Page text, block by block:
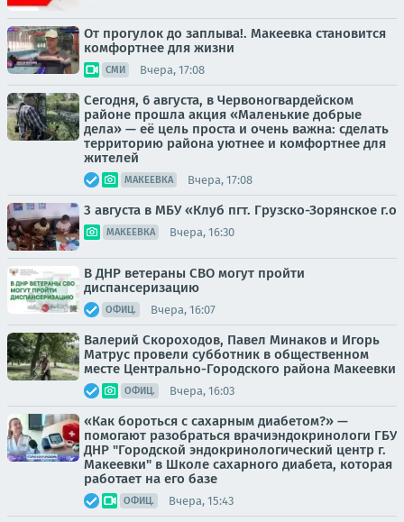
От прогулок до заплыва!. Макеевка становится
комфортнее для жизни
СМИ Вчера, 17:08
Сегодня, 6 августа, в Червоногвардейском
районе прошла акция «Маленькие добрые
дела» — её цель проста и очень важна: сделать
территорию района уютнее и комфортнее для
жителей
МАКЕЕВКА Вчера, 17:08
3 августа в МБУ «Клуб пгт. Грузско-Зорянское г.о
МАКЕЕВКА Вчера, 16:30
В ДНР ветераны СВО могут пройти
диспансеризацию
ОФИЦ. Вчера, 16:07
Валерий Скороходов, Павел Минаков и Игорь
Матрус провели субботник в общественном
месте Центрально-Городского района Макеевки
ОФИЦ. Вчера, 16:03
«Как бороться с сахарным диабетом?» —
помогают разобраться врачиэндокринологи ГБУ
ДНР "Городской эндокринологический центр г.
Макеевки" в Школе сахарного диабета, которая
работает на его базе
ОФИЦ. Вчера, 15:43